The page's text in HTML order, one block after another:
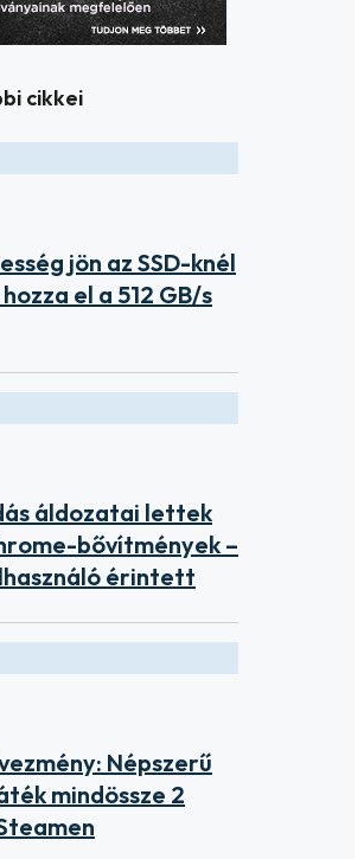
cikkei
jön az SSD-knél
el a 512 GB/s
áldozatai lettek
bővítmények –
érintett
Népszerű
mindössze 2